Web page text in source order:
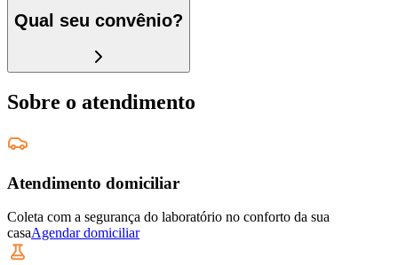
Qual seu convênio?
Sobre o atendimento
Atendimento domiciliar
Coleta com a segurança do laboratório no conforto da sua
casaAgendar domiciliar